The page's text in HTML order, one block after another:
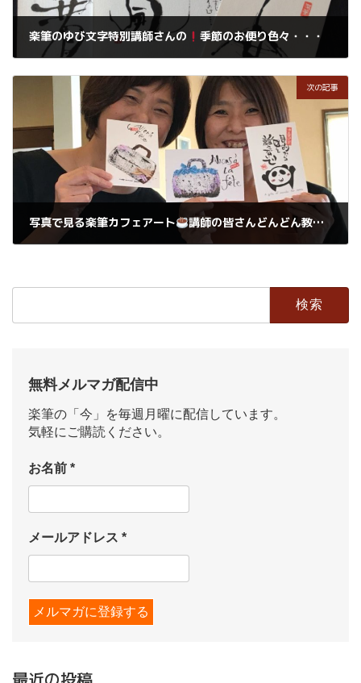
楽筆のゆび文字特別講師さんの 季節のお便り色々・・・
次の記事
写真で見る楽筆カフェアート 講師の皆さんどんどん教え上手に
検
無料メルマガ配信中
楽筆の「今」を毎週月曜に配信しています。
気軽にご購読ください。
お名前 *
メールアドレス *